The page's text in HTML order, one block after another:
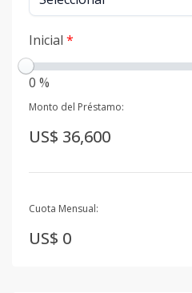
Inicial *
0 %
Monto del Préstamo:
US$ 36,600
Cuota Mensual:
US$ 0